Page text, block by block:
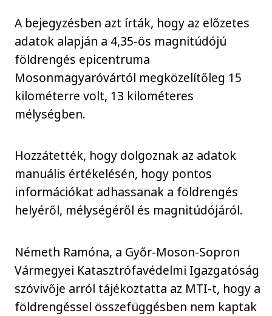
A bejegyzésben azt írták, hogy az előzetes
adatok alapján a 4,35-ös magnitúdójú
földrengés epicentruma
Mosonmagyaróvártól megközelítőleg 15
kilométerre volt, 13 kilométeres
mélységben.
Hozzátették, hogy dolgoznak az adatok
manuális értékelésén, hogy pontos
információkat adhassanak a földrengés
helyéről, mélységéről és magnitúdójáról.
Németh Ramóna, a Győr-Moson-Sopron
Vármegyei Katasztrófavédelmi Igazgatóság
szóvivője arról tájékoztatta az MTI-t, hogy a
földrengéssel összefüggésben nem kaptak